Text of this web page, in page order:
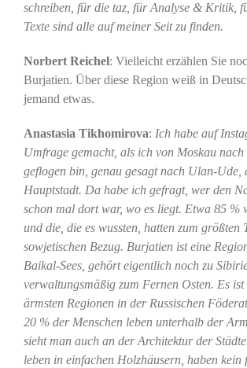
schreiben, für die taz, für Analyse & Kritik,
Texte sind alle auf meiner Seit zu finden.
Norbert Reichel: Vielleicht erzählen Sie
Burjatien. Über diese Region weiß in
jemand etwas.
Anastasia Tikhomirova: Ich habe auf
Umfrage gemacht, als ich von Moskau
geflogen bin, genau gesagt nach Ulan-Ude,
Hauptstadt. Da habe ich gefragt, wer den
schon mal dort war, wo es liegt. Etwa 85 %
und die, die es wussten, hatten zum größten
sowjetischen Bezug. Burjatien ist eine
Baikal-Sees, gehört eigentlich noch zu
verwaltungsmäßig zum Fernen Osten. Es ist
ärmsten Regionen in der Russischen
20 % der Menschen leben unterhalb der
sieht man auch an der Architektur der
leben in einfachen Holzhäusern, haben kein